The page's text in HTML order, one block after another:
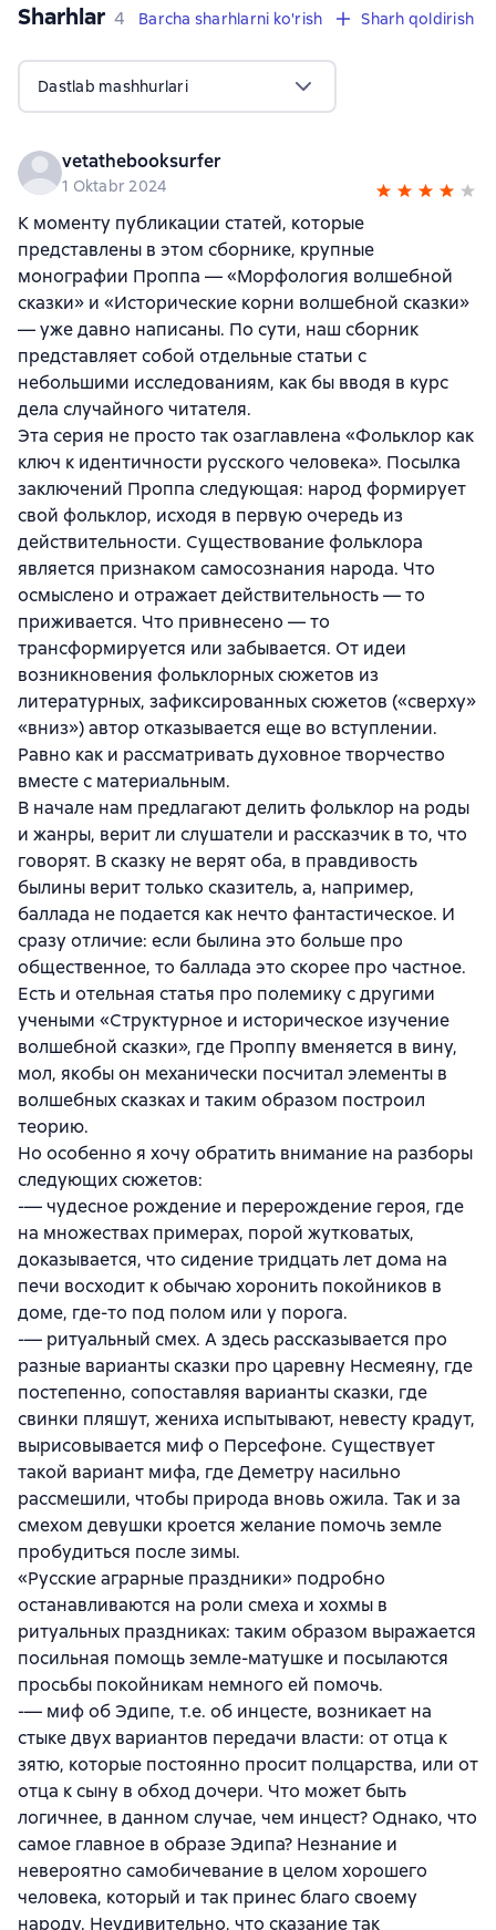
Sharhlar 4 sharhlar
4 Barcha sharhlarni ko'rish Sharh qoldirish
Dastlab mashhurlari
vetathebooksurfer
1 Oktabr 2024
К моменту публикации статей, которые
представлены в этом сборнике, крупные
монографии Проппа — «Морфология волшебной
сказки» и «Исторические корни волшебной сказки»
— уже давно написаны. По сути, наш сборник
представляет собой отдельные статьи с
небольшими исследованиям, как бы вводя в курс
дела случайного читателя.
Эта серия не просто так озаглавлена «Фольклор как
ключ к идентичности русского человека». Посылка
заключений Проппа следующая: народ формирует
свой фольклор, исходя в первую очередь из
действительности. Существование фольклора
является признаком самосознания народа. Что
осмыслено и отражает действительность — то
приживается. Что привнесено — то
трансформируется или забывается. От идеи
возникновения фольклорных сюжетов из
литературных, зафиксированных сюжетов («сверху»
«вниз») автор отказывается еще во вступлении.
Равно как и рассматривать духовное творчество
вместе с материальным.
В начале нам предлагают делить фольклор на роды
и жанры, верит ли слушатели и рассказчик в то, что
говорят. В сказку не верят оба, в правдивость
былины верит только сказитель, а, например,
баллада не подается как нечто фантастическое. И
сразу отличие: если былина это больше про
общественное, то баллада это скорее про частное.
Есть и отельная статья про полемику с другими
учеными «Структурное и историческое изучение
волшебной сказки», где Проппу вменяется в вину,
мол, якобы он механически посчитал элементы в
волшебных сказках и таким образом построил
теорию.
Но особенно я хочу обратить внимание на разборы
следующих сюжетов:
-— чудесное рождение и перерождение героя, где
на множествах примерах, порой жутковатых,
доказывается, что сидение тридцать лет дома на
печи восходит к обычаю хоронить покойников в
доме, где-то под полом или у порога.
-— ритуальный смех. А здесь рассказывается про
разные варианты сказки про царевну Несмеяну, где
постепенно, сопоставляя варианты сказки, где
свинки пляшут, жениха испытывают, невесту крадут,
вырисовывается миф о Персефоне. Существует
такой вариант мифа, где Деметру насильно
рассмешили, чтобы природа вновь ожила. Так и за
смехом девушки кроется желание помочь земле
пробудиться после зимы.
«Русские аграрные праздники» подробно
останавливаются на роли смеха и хохмы в
ритуальных праздниках: таким образом выражается
посильная помощь земле-матушке и посылаются
просьбы покойникам немного ей помочь.
-— миф об Эдипе, т.е. об инцесте, возникает на
стыке двух вариантов передачи власти: от отца к
зятю, которые постоянно просит полцарства, или от
отца к сыну в обход дочери. Что может быть
логичнее, в данном случае, чем инцест? Однако, что
самое главное в образе Эдипа? Незнание и
невероятно самобичевание в целом хорошего
человека, который и так принес благо своему
народу. Неудивительно, что сказание так